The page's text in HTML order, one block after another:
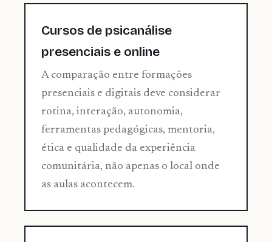
Cursos de psicanálise
presenciais e online
A comparação entre formações
presenciais e digitais deve considerar
rotina, interação, autonomia,
ferramentas pedagógicas, mentoria,
ética e qualidade da experiência
comunitária, não apenas o local onde
as aulas acontecem.